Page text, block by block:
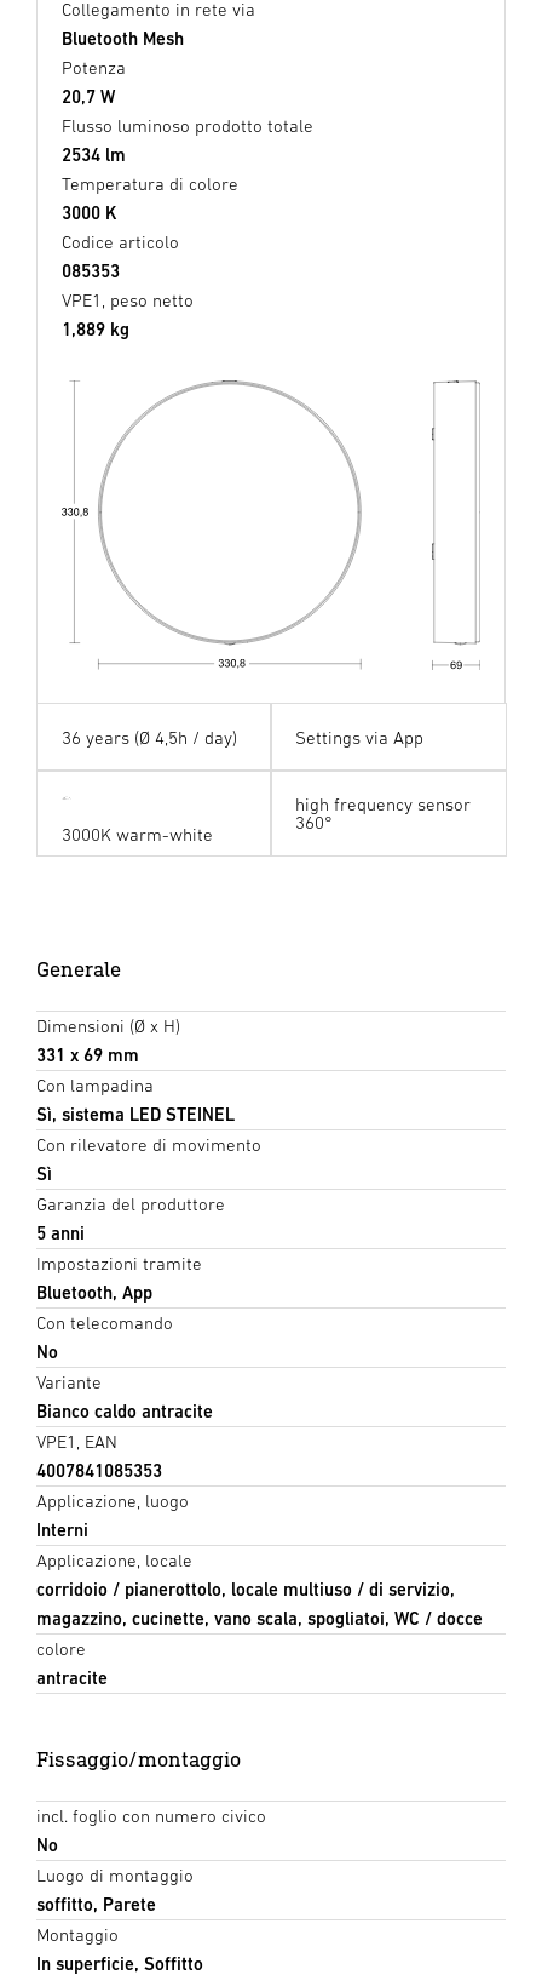
Collegamento in rete via
Bluetooth Mesh
Potenza
20,7 W
Flusso luminoso prodotto totale
2534 lm
Temperatura di colore
3000 K
Codice articolo
085353
VPE1, peso netto
1,889 kg
36 years (Ø 4,5h / day) Settings via App
3000K warm-white
high frequency sensor
360°
Generale
Dimensioni (Ø x H)
331 x 69 mm
Con lampadina
Sì, sistema LED STEINEL
Con rilevatore di movimento
Sì
Garanzia del produttore
5 anni
Impostazioni tramite
Bluetooth, App
Con telecomando
No
Variante
Bianco caldo antracite
VPE1, EAN
4007841085353
Applicazione, luogo
Interni
Applicazione, locale
corridoio / pianerottolo, locale multiuso / di servizio,
magazzino, cucinette, vano scala, spogliatoi, WC / docce
colore
antracite
Fissaggio/montaggio
incl. foglio con numero civico
No
Luogo di montaggio
soffitto, Parete
Montaggio
In superficie, Soffitto